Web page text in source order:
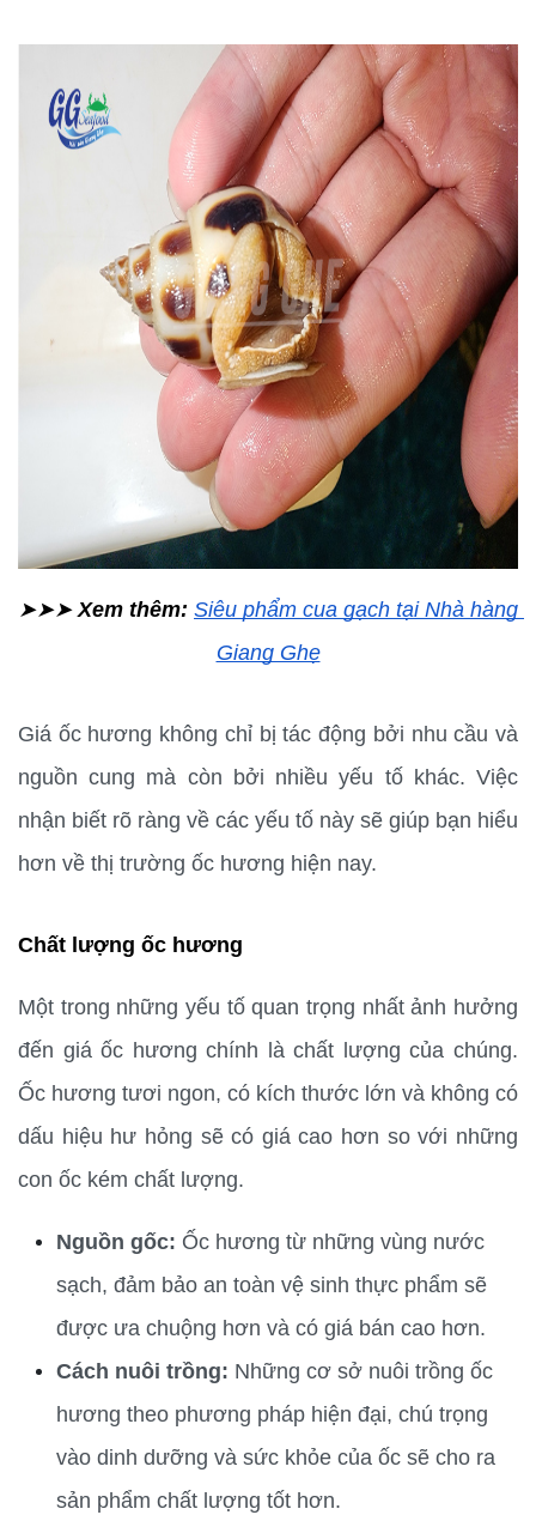
➤➤➤ Xem thêm: Siêu phẩm cua gạch tại Nhà hàng
Giang Ghẹ
Giá ốc hương không chỉ bị tác động bởi nhu cầu và
nguồn cung mà còn bởi nhiều yếu tố khác. Việc
nhận biết rõ ràng về các yếu tố này sẽ giúp bạn hiểu
hơn về thị trường ốc hương hiện nay.
Chất lượng ốc hương
Một trong những yếu tố quan trọng nhất ảnh hưởng
đến giá ốc hương chính là chất lượng của chúng.
Ốc hương tươi ngon, có kích thước lớn và không có
dấu hiệu hư hỏng sẽ có giá cao hơn so với những
con ốc kém chất lượng.
Nguồn gốc: Ốc hương từ những vùng nước
sạch, đảm bảo an toàn vệ sinh thực phẩm sẽ
được ưa chuộng hơn và có giá bán cao hơn.
Cách nuôi trồng: Những cơ sở nuôi trồng ốc
hương theo phương pháp hiện đại, chú trọng
vào dinh dưỡng và sức khỏe của ốc sẽ cho ra
sản phẩm chất lượng tốt hơn.